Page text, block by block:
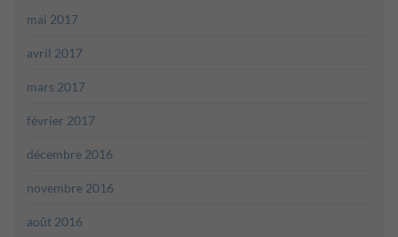
mai 2017
avril 2017
mars 2017
février 2017
décembre 2016
novembre 2016
août 2016